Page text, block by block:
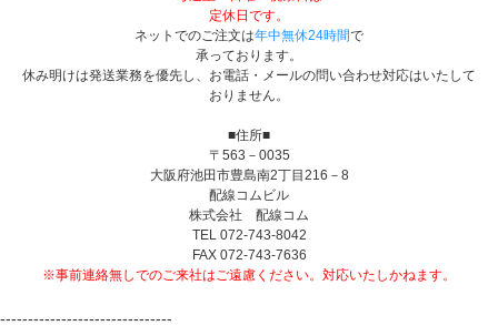
定休日です。
ネットでのご注文は年中無休24時間で
承っております。
休み明けは発送業務を優先し、お電話・メールの問い合わせ対応はいたして
おりません。
■住所■
〒563－0035
大阪府池田市豊島南2丁目216－8
配線コムビル
株式会社 配線コム
TEL 072-743-8042
FAX 072-743-7636
※事前連絡無しでのご来社はご遠慮ください。対応いたしかねます。
-------------------------------